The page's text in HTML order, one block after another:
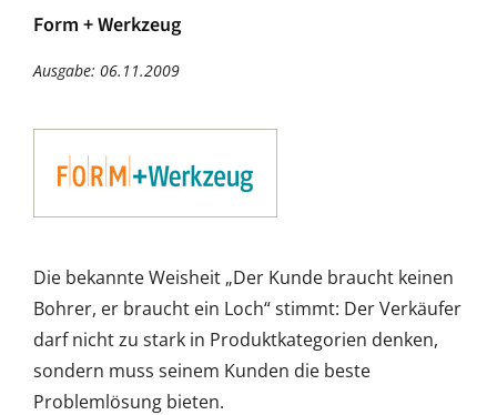
Form + Werkzeug
Ausgabe: 06.11.2009
Die bekannte Weisheit „Der Kunde braucht keinen
Bohrer, er braucht ein Loch“ stimmt: Der Verkäufer
darf nicht zu stark in Produktkategorien denken,
sondern muss seinem Kunden die beste
Problemlösung bieten.